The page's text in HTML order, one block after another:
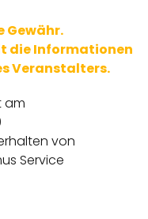
Gewähr.
die Informationen
Veranstalters.
am
von
Service